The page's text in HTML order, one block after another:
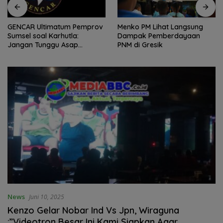
GENCAR Ultimatum Pemprov
Sumsel soal Karhutla:
Jangan Tunggu Asap
Menko PM Lihat Langsung
Dampak Pemberdayaan
PNM di Gresik
News Juni 10, 2025
Kenzo Gelar Nobar Ind Vs Jpn, Wiraguna